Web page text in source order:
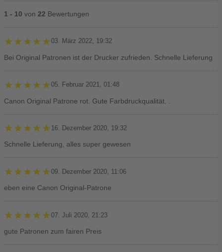
1 - 10 von 22 Bewertungen
★★★★★
★★★★★03. März 2022, 19:32
Bei Original Patronen ist der Drucker zufrieden. Schnelle Lieferung
★★★★★
★★★★★05. Februar 2021, 01:48
Canon Original Patrone rot. Gute Farbdruckqualität. .
★★★★★
★★★★★ 16. Dezember 2020, 19:32
Schnelle Lieferung, alles super gewesen
★★★★★
★★★★★09. Dezember 2020, 11:06
eben eine Canon Original-Patrone
★★★★★
★★★★★07. Juli 2020, 21:23
gute Patronen zum fairen Preis